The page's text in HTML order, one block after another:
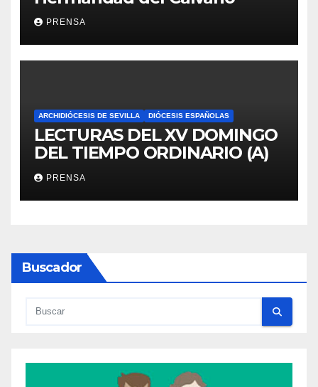
PRENSA
ARCHIDIÓCESIS DE SEVILLA DIÓCESIS ESPAÑOLAS
LECTURAS DEL XV DOMINGO
DEL TIEMPO ORDINARIO (A)
PRENSA
Buscador